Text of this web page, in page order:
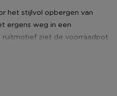
het stijlvol opbergen van
ergens weg in een
ruitmotief ziet de voorraadpot
heeft een inhoud van 2 liter.